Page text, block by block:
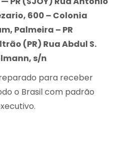
600 – Colonia
Palmeira – PR
(PR) Rua Abdul S.
s/n
para receber
o Brasil com padrão